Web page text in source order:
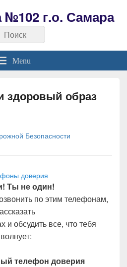
г.о. Самара
Search
Menu
здоровый образ
Безопасности
доверия
Ты не один!
по этим телефонам,
и обсудить все, что тебя
волнует:
телефон доверия